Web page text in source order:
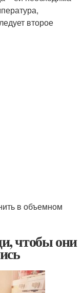
второе
в объемном
чтобы они